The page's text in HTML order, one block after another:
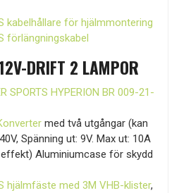
kabelhållare för hjälmmontering
förlängningskabel
DRIFT 2 LAMPOR
SPORTS HYPERION BR 009-21-
med två utgångar (kan
Spänning ut: 9V. Max ut: 10A
Aluminiumcase för skydd
hjälmfäste med 3M VHB-klister,